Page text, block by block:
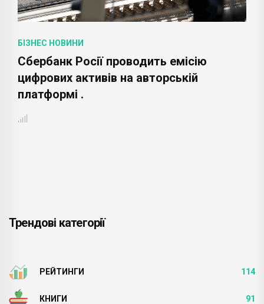
БІЗНЕС НОВИНИ
Сбербанк Росії проводить емісію
цифрових активів на авторській
платформі .
Трендові категорії
РЕЙТИНГИ 114
КНИГИ 91